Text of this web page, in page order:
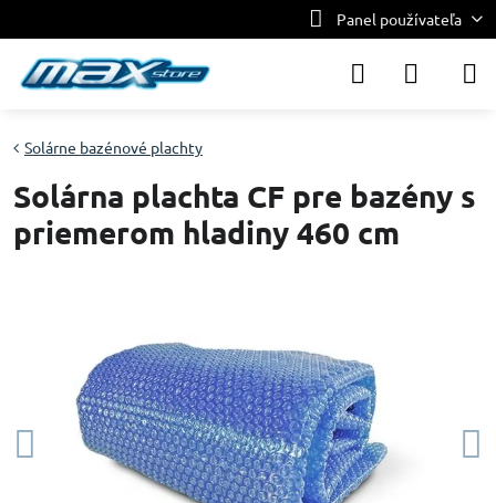
Panel používateľa
Solárne bazénové plachty
Solárna plachta CF pre bazény s
priemerom hladiny 460 cm